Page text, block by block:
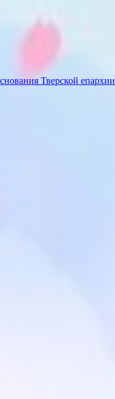
Тверской епархии